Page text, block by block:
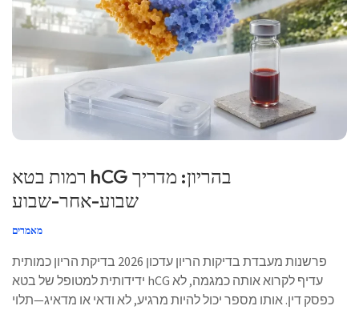
רמות בטא hCG בהריון: מדריך
שבוע-אחר-שבוע
מאמרים
פרשנות מעבדת בדיקות הריון עדכון 2026 בדיקת הריון כמותית
ידידותית למטופל של בטא hCG עדיף לקרוא אותה כמגמה, לא
כפסק דין. אותו מספר יכול להיות מרגיע, לא ודאי או מדאיג—תלוי